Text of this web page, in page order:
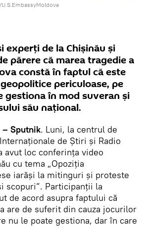
experţi de la Chişinău şi
părere că marea tragedie a
constă în faptul că este
periculoase, pe
gestiona în mod suveran şi
său naţional.
– Sputnik. Luni, la centrul de
de Ştiri şi Radio
avut loc conferinţa video
cu tema „Opoziția
iarăşi la mitinguri și proteste
scopuri”. Participanţii la
de acord asupra faptului că
are de suferit din cauza jocurilor
nu le poate gestiona, dar în care